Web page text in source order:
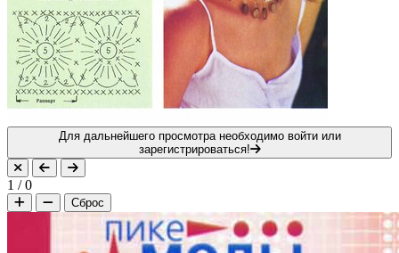
Для дальнейшего просмотра необходимо войти или
зарегистрироваться!
1 /0
Сброс